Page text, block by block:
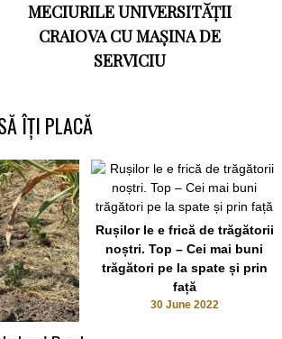
MECIURILE UNIVERSITĂȚII
CRAIOVA CU MAȘINA DE
SERVICIU
ÎȚI PLACĂ
Rușilor le e frică de trăgătorii
noștri. Top – Cei mai buni
trăgători pe la spate și prin
față
30 June 2022